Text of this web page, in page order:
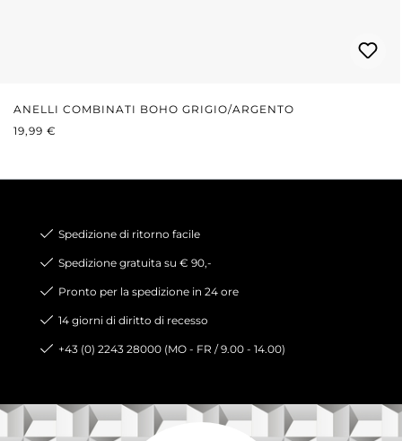
ANELLI COMBINATI BOHO GRIGIO/ARGENTO
PREZZO NORMALE:
19,99 €
Spedizione di ritorno facile
Spedizione gratuita su € 90,-
Pronto per la spedizione in 24 ore
14 giorni di diritto di recesso
+43 (0) 2243 28000 (MO - FR / 9.00 - 14.00)